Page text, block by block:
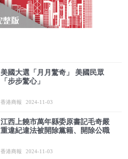
美國大選「月月驚奇」 美國民眾
「步步驚心」
香港商報 2024-11-03
江西上饒市萬年縣委原書記毛奇嚴
重違紀違法被開除黨籍、開除公職
香港商報 2024-11-03